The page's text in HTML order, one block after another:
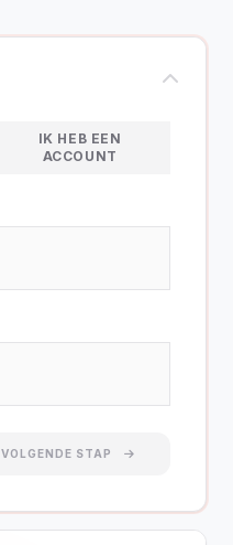
IK HEB EEN
ACCOUNT
VOLGENDE STAP